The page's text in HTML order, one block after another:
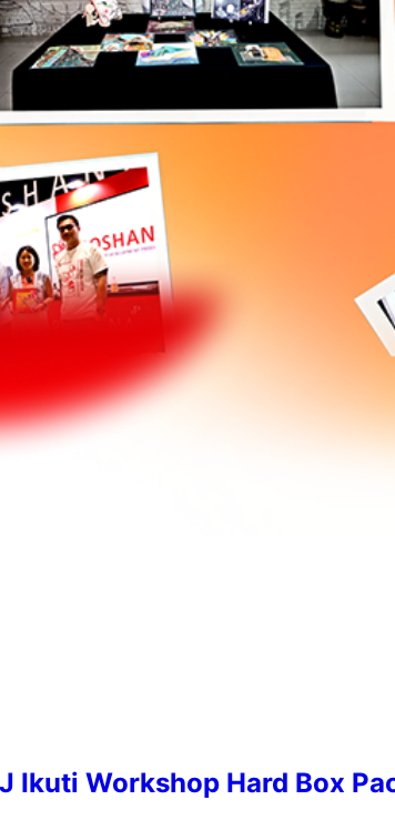
Ikuti Workshop Hard Box